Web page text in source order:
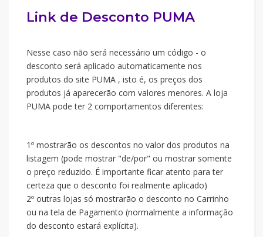
Link de Desconto PUMA
Nesse caso não será necessário um código - o
desconto será aplicado automaticamente nos
produtos do site PUMA , isto é, os preços dos
produtos já aparecerão com valores menores. A loja
PUMA pode ter 2 comportamentos diferentes:
1º mostrarão os descontos no valor dos produtos na
listagem (pode mostrar "de/por" ou mostrar somente
o preço reduzido. É importante ficar atento para ter
certeza que o desconto foi realmente aplicado)
2º outras lojas só mostrarão o desconto no Carrinho
ou na tela de Pagamento (normalmente a informação
do desconto estará explícita).